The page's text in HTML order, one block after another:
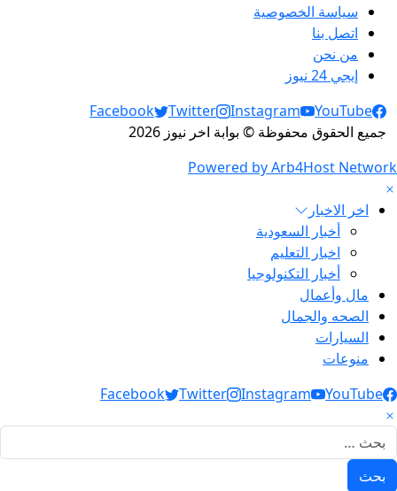
سياسة الخصوصية
اتصل بنا
من نحن
إيجي 24 نيوز
Social Links
Facebook Twitter Instagram
YouTube
جميع الحقوق محفوظة © بوابة اخر نيوز 2026
Powered by Arb4Host Network
اخر الاخبار
أخبار السعودية
اخبار التعليم
أخبار التكنولوجيا
مال وأعمال
الصحه والجمال
السيارات
منوعات
Social Links
Facebook Twitter Instagram YouTube